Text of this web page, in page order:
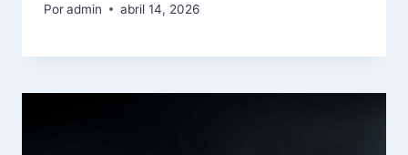
Poradmin abril 14, 2026